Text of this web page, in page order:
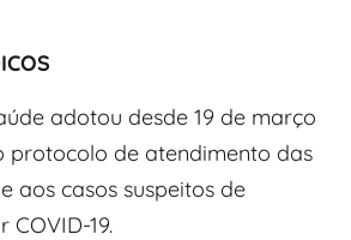
adotou desde 19 de março
protocolo de atendimento das
aos casos suspeitos de
19.